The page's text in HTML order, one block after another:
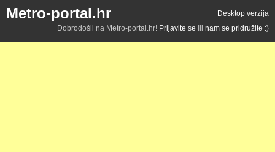
Metro-portal.hr
Desktop verzija
Dobrodošli na Metro-portal.hr! Prijavite se ili nam se pridružite :)